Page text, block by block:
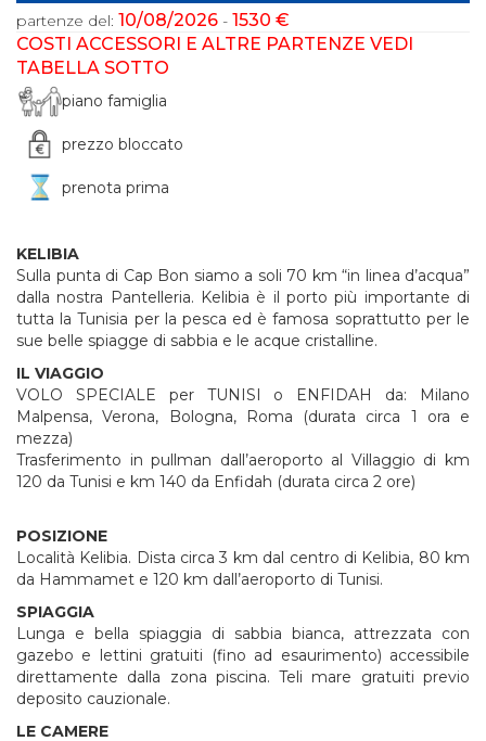
partenze del: 10/08/2026 - 1530 €
COSTI ACCESSORI E ALTRE PARTENZE VEDI
TABELLA SOTTO
piano famiglia
prezzo bloccato
prenota prima
KELIBIA
Sulla punta di Cap Bon siamo a soli 70 km “in linea d’acqua”
dalla nostra Pantelleria. Kelibia è il porto più importante di
tutta la Tunisia per la pesca ed è famosa soprattutto per le
sue belle spiagge di sabbia e le acque cristalline.
IL VIAGGIO
VOLO SPECIALE per TUNISI o ENFIDAH da: Milano
Malpensa, Verona, Bologna, Roma (durata circa 1 ora e
mezza)
Trasferimento in pullman dall’aeroporto al Villaggio di km
120 da Tunisi e km 140 da Enfidah (durata circa 2 ore)
POSIZIONE
Località Kelibia. Dista circa 3 km dal centro di Kelibia, 80 km
da Hammamet e 120 km dall’aeroporto di Tunisi.
SPIAGGIA
Lunga e bella spiaggia di sabbia bianca, attrezzata con
gazebo e lettini gratuiti (fino ad esaurimento) accessibile
direttamente dalla zona piscina. Teli mare gratuiti previo
deposito cauzionale.
LE CAMERE